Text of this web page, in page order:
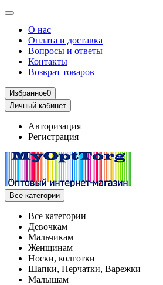
О нас
Оплата и доставка
Вопросы и ответы
Контакты
Возврат товаров
Избранное0
Личный кабинет
Авторизация
Регистрация
Все категории
Все категории
Девочкам
Мальчикам
Женщинам
Носки, колготки
Шапки, Перчатки, Варежки
Малышам